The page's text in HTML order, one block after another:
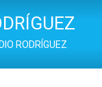
RODRÍGUEZ